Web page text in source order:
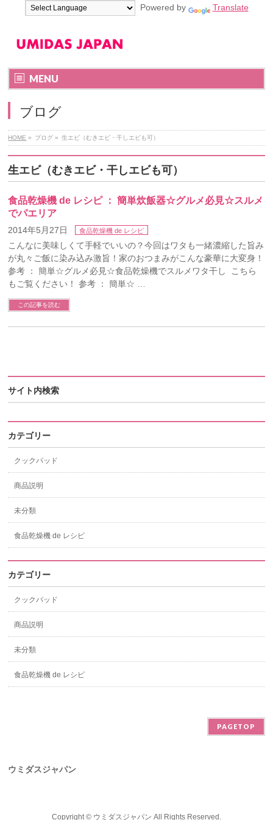
Powered by Translate
MENU
ブログ
HOME » ブログ » 生エビ（むきエビ・干しエビも可）
生エビ（むきエビ・干しエビも可）
食品乾燥機 de レシピ ： 簡単炊飯器☆グルメ必見☆スルメ
でパエリア
2014年5月27日 食品乾燥機 de レシピ
こんなに美味しくて手軽でいいの？今回はワタも一緒濃縮した旨み
が丸々ご飯に染み込み激旨！家のおつまみがこんな豪華に大変身！
参考 ： 簡単☆グルメ必見☆食品乾燥機でスルメワタ干し こちら
もご覧ください！ 参考 ： 簡単☆ …
この記事を読む
サイト内検索
カテゴリー
クックパッド
商品説明
未分類
食品乾燥機 de レシピ
カテゴリー
クックパッド
商品説明
未分類
食品乾燥機 de レシピ
PAGETOP
ウミダスジャパン
Copyright © ウミダスジャパン All Rights Reserved.